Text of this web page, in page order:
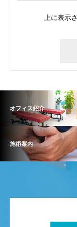
上に表示
オフィス紹介
施術案内